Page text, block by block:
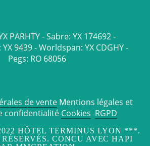
PARHTY - Sabre: YX 174692 -
9439 - Worldspan: YX CDGHY -
Pegs: RO 68056
de vente Mentions légales et
confidentialité Cookies RGPD
HÔTEL TERMINUS LYON ***.
CONCU AVEC HAPI